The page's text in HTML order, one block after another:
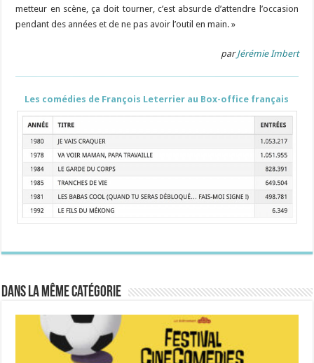
metteur en scène, ça doit tourner, c’est absurde d’attendre l’occasion
pendant des années et de ne pas avoir l’outil en main. »
parJérémie Imbert
Les comédies de François Leterrier au Box-office français
Dans la même catégorie